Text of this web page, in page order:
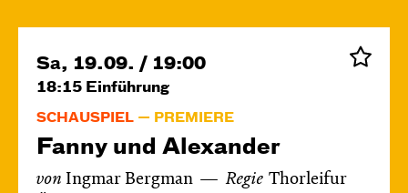
Sa, 19.09. / 19:00
18:15 Einführung
SCHAUSPIEL PREMIERE
Fanny und Alexander
von Ingmar Bergman Regie Thorleifur